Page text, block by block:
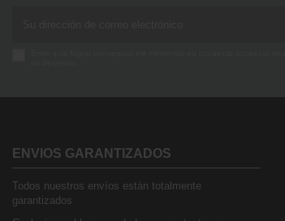
ENVIOS GARANTIZADOS
Todos nuestros envíos están totalmente
garantizados